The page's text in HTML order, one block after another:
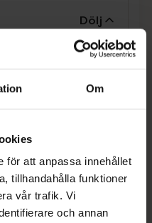
Om
för att anpassa innehållet
tillhandahålla funktioner
vår trafik. Vi
och annan
Dölj
Läs alltid
användning.
sugtabletter
använda Fludent
bipacksedel innan